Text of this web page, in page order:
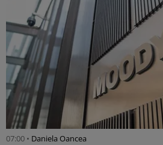
07:00 • Daniela Oancea